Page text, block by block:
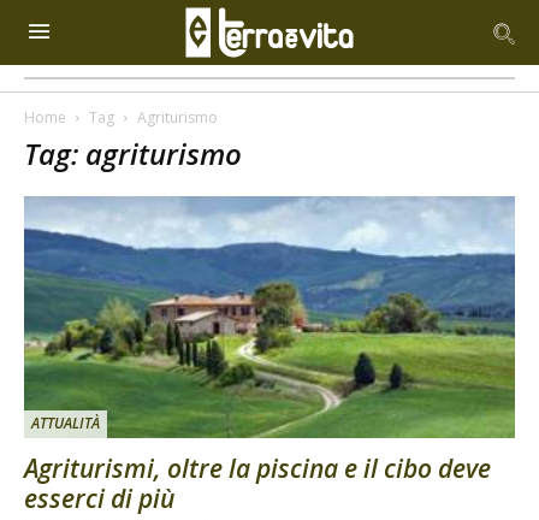
Home Tag Agriturismo
Tag: agriturismo
ATTUALITÀ
Agriturismi, oltre la piscina e il cibo deve
esserci di più